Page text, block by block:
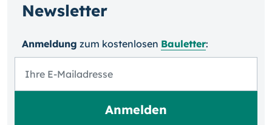
Newsletter
Anmeldung zum kosten­losen Bauletter: